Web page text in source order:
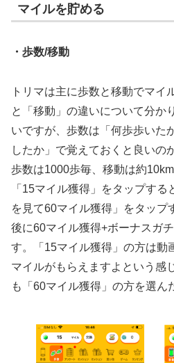
マイルを貯める
・歩数/移動
トリマは主に歩数と移動でマイ
と「移動」の違いについて分か
いですが、歩数は「何歩歩いた
したか」で覚えておくと良いの
歩数は1000歩毎、移動は約
「15マイル獲得」をタップす
を見て60マイル獲得」をタップ
後に60マイル獲得+ボーナスガ
す。「15マイル獲得」の方は動
マイルがもらえますよという感
も「60マイル獲得」の方を選ん